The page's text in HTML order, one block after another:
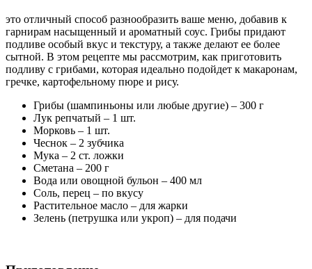
это отличный способ разнообразить ваше меню, добавив к
гарнирам насыщенный и ароматный соус. Грибы придают
подливе особый вкус и текстуру, а также делают ее более
сытной. В этом рецепте мы рассмотрим, как приготовить
подливу с грибами, которая идеально подойдет к макаронам,
гречке, картофельному пюре и рису.
Грибы (шампиньоны или любые другие) – 300 г
Лук репчатый – 1 шт.
Морковь – 1 шт.
Чеснок – 2 зубчика
Мука – 2 ст. ложки
Сметана – 200 г
Вода или овощной бульон – 400 мл
Соль, перец – по вкусу
Растительное масло – для жарки
Зелень (петрушка или укроп) – для подачи